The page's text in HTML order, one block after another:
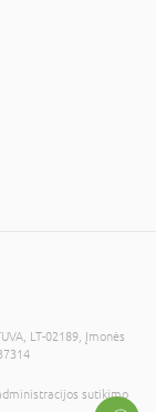
LT-02189, Įmonės
sutikimo